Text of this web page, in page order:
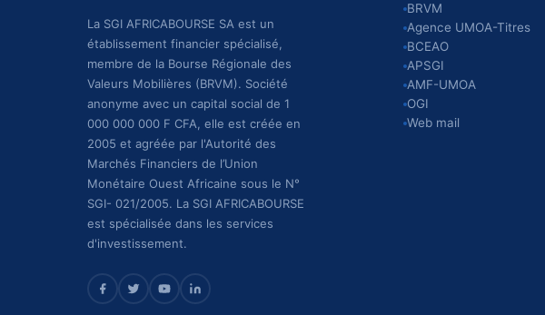
La SGI AFRICABOURSE SA est un
établissement financier spécialisé,
membre de la Bourse Régionale des
Valeurs Mobilières (BRVM). Société
anonyme avec un capital social de 1
000 000 000 F CFA, elle est créée en
2005 et agréée par l'Autorité des
Marchés Financiers de l’Union
Monétaire Ouest Africaine sous le N°
SGI- 021/2005. La SGI AFRICABOURSE
est spécialisée dans les services
d'investissement.
BRVM
Agence UMOA-Titres
BCEAO
APSGI
AMF-UMOA
OGI
Web mail